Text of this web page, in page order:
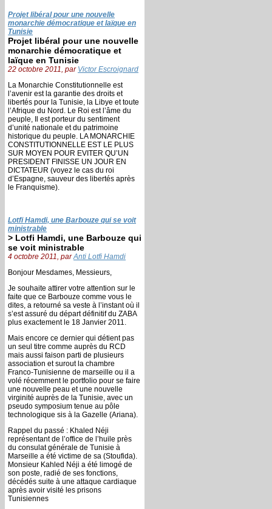
Projet libéral pour une nouvelle
monarchie démocratique et laïque en
Tunisie
Projet libéral pour une nouvelle
monarchie démocratique et
laïque en Tunisie
22 octobre 2011, par Victor Escroignard
La Monarchie Constitutionnelle est
l’avenir est la garantie des droits et
libertés pour la Tunisie, la Libye et toute
l’Afrique du Nord. Le Roi est l’âme du
peuple, Il est porteur du sentiment
d’unité nationale et du patrimoine
historique du peuple. LA MONARCHIE
CONSTITUTIONNELLE EST LE PLUS
SUR MOYEN POUR EVITER QU’UN
PRESIDENT FINISSE UN JOUR EN
DICTATEUR (voyez le cas du roi
d’Espagne, sauveur des libertés après
le Franquisme).
Lotfi Hamdi, une Barbouze qui se voit
ministrable
> Lotfi Hamdi, une Barbouze qui
se voit ministrable
4 octobre 2011, parAnti Lotfi Hamdi
Bonjour Mesdames, Messieurs,
Je souhaite attirer votre attention sur le
faite que ce Barbouze comme vous le
dites, a retourné sa veste à l’instant où il
s’est assuré du départ définitif du ZABA
plus exactement le 18 Janvier 2011.
Mais encore ce dernier qui détient pas
un seul titre comme auprès du RCD
mais aussi faison parti de plusieurs
association et surout la chambre
Franco-Tunisienne de marseille ou il a
volé récemment le portfolio pour se faire
une nouvelle peau et une nouvelle
virginité auprès de la Tunisie, avec un
pseudo symposium tenue au pôle
technologique sis à la Gazelle (Ariana).
Rappel du passé : Khaled Néji
représentant de l’office de l’huile près
du consulat générale de Tunisie à
Marseille a été victime de sa (Stoufida).
Monsieur Kahled Néji a été limogé de
son poste, radié de ses fonctions,
décédés suite à une attaque cardiaque
après avoir visité les prisons
Tunisiennes